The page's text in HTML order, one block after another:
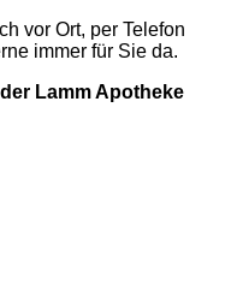
vor Ort, per Telefon
immer für Sie da.
Lamm Apotheke